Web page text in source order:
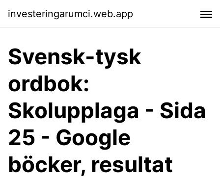
investeringarumci.web.app
Svensk-tysk
ordbok:
Skolupplaga - Sida
25 - Google
böcker, resultat